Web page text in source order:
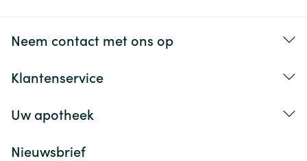
Neem contact met ons op
Klantenservice
Uw apotheek
Nieuwsbrief